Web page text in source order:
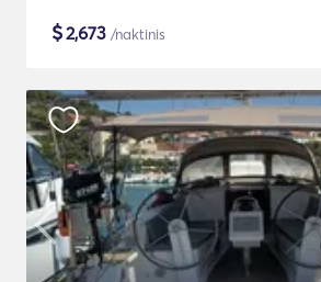
$2,673 /naktinis